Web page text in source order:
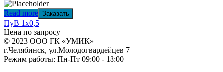
Read more Заказать
ПуВ 1х0,5
Цена по запросу
© 2023 ООО ГК «УМИК»
г.Челябинск, ул.Молодогвардейцев 7
Режим работы: Пн-Пт 09:00 - 18:00